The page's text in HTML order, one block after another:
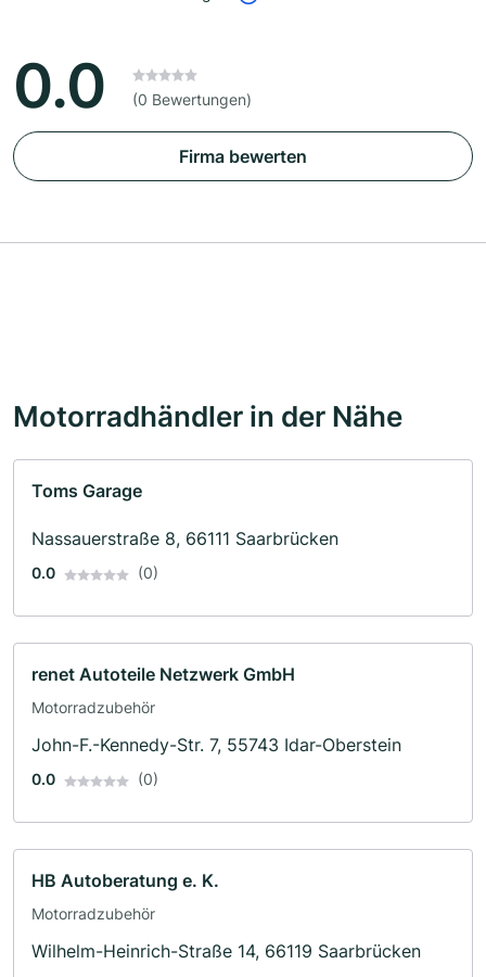
0.0 (0 Bewertungen)
Firma bewerten
Motorradhändler in der Nähe
Toms Garage
Nassauerstraße 8, 66111 Saarbrücken
0.0 (0)
renet Autoteile Netzwerk GmbH
Motorradzubehör
John-F.-Kennedy-Str. 7, 55743 Idar-Oberstein
0.0 (0)
HB Autoberatung e. K.
Motorradzubehör
Wilhelm-Heinrich-Straße 14, 66119 Saarbrücken